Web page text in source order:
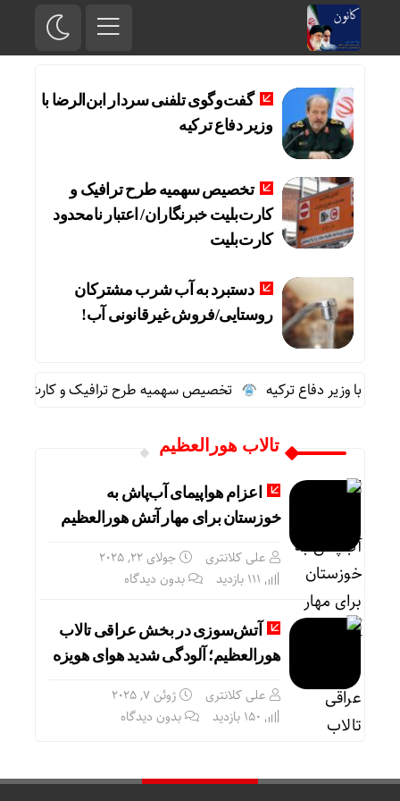
گفت‌وگوی تلفنی سردار ابن‌الرضا با
وزیر دفاع ترکیه
تخصیص سهمیه طرح ترافیک و
کارت‌بلیت خبرنگاران/ اعتبار نامحدود
کارت‌بلیت
دستبرد به آب شرب مشترکان
روستایی/فروش غیرقانونی آب!
با وزیر دفاع ترکیه تخصیص سهمیه طرح ترافیک و کارت‌بلیت
تالاب هورالعظیم
اعزام هواپیمای آب‌پاش به
خوزستان برای مهار آتش‌ هورالعظیم
علی کلانتری
جولای 22, 2025
بدون دیدگاه
آتش‌سوزی در بخش عراقی تالاب
هورالعظیم؛ آلودگی شدید هوای هویزه
علی کلانتری
ژوئن 7, 2025
بدون دیدگاه